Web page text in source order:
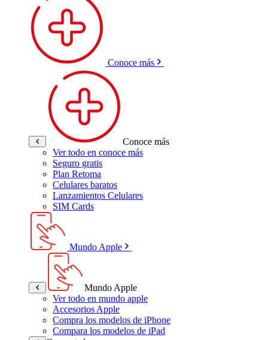
Conoce más
Conoce más
Ver todo en conoce más
Seguro gratis
Plan Retoma
Celulares baratos
Lanzamientos Celulares
SIM Cards
Mundo Apple
Mundo Apple
Ver todo en mundo apple
Accesorios Apple
Compra los modelos de iPhone
Compara los modelos de iPad